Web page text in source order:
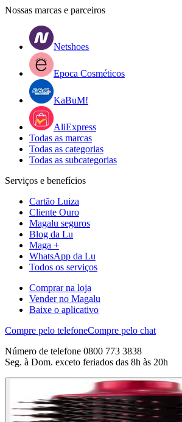
Nossas marcas e parceiros
Netshoes
Epoca Cosméticos
KaBuM!
AliExpress
Todas as marcas
Todas as categorias
Todas as subcategorias
Serviços e benefícios
Cartão Luiza
Cliente Ouro
Magalu seguros
Blog da Lu
Maga +
WhatsApp da Lu
Todos os serviços
Comprar na loja
Vender no Magalu
Baixe o aplicativo
Compre pelo telefoneCompre pelo chat
Número de telefone 0800 773 3838
Seg. à Dom. exceto feriados das 8h às 20h